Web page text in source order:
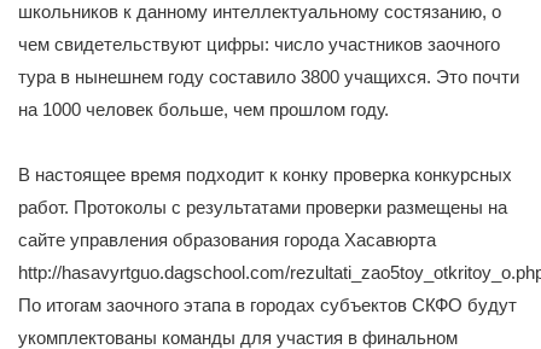
школьников к данному интеллектуальному состязанию, о
чем свидетельствуют цифры: число участников заочного
тура в нынешнем году составило 3800 учащихся. Это почти
на 1000 человек больше, чем прошлом году.
В настоящее время подходит к конку проверка конкурсных
работ. Протоколы с результатами проверки размещены на
сайте управления образования города Хасавюрта
http://hasavyrtguo.dagschool.com/
По итогам заочного этапа в городах субъектов СКФО будут
укомплектованы команды для участия в финальном